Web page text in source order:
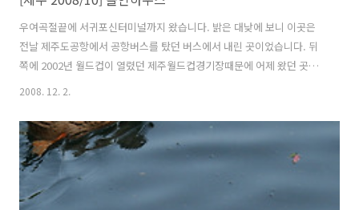
우여곡절끝에 서귀포신터미널까지 왔습니다. 밝은 대낮에 보니 이곳은
전날 제주도공항에서 공항버스를 탔던 버스에서 내린 곳이었습니다. 뒤
쪽에 2002년 월드컵이 열렸던 제주월드컵경기장때문에 어제 왔던 곳이
다. 섭지코지 입구까지는 2시간 가까이 걸렸습니다. 제주 해안 일주도로
1132번을 따라 가는데, 지나가는 곳마다 차창밖으로 보이는 풍경은 멋있
고 아름다운 한폭의 그림같기도 했습니다. 비록 차안에서 보는것으로 만
족했지만, 다음에는 해안일주도로를 따라 자전거로 가볼 작정입니다. 버
스기사아저씨에게 이것저것 여쭈어보면서 남은 제주도 일정과 코스를
2008. 12. 2.